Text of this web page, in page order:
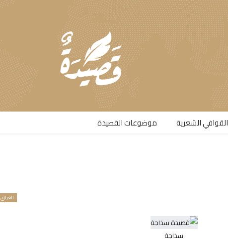
القوافي الشعرية​ موضوعات القصيدة​
العراق
سذاجة